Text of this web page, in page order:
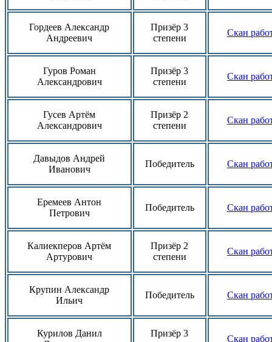
Гордеев Александр
Андреевич
Призёр 3
степени
Скан
Гуров Роман
Александрович
Призёр 3
степени
Скан
Гусев Артём
Александрович
Призёр 2
степени
Скан
Давыдов Андрей
Иванович
Победитель Скан
Еремеев Антон
Петрович
Победитель Скан
Калиекперов Артём
Артурович
Призёр 2
степени
Скан
Крупин Александр
Ильич
Победитель Скан
Курилов Данил
Призёр 3
Скан